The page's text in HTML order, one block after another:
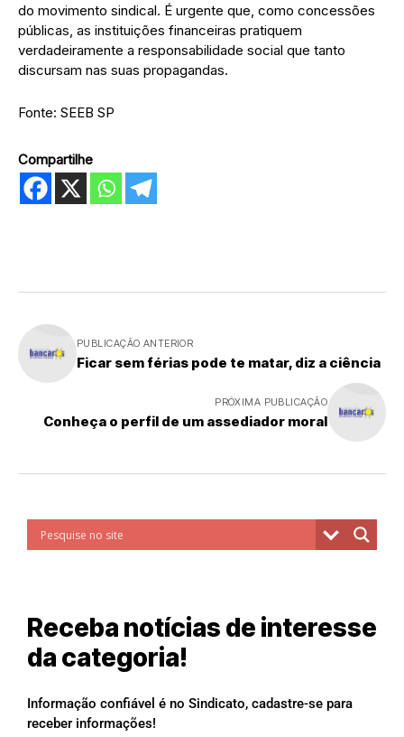
do movimento sindical. É urgente que, como concessões
públicas, as instituições financeiras pratiquem
verdadeiramente a responsabilidade social que tanto
discursam nas suas propagandas.
Fonte: SEEB SP
Compartilhe
PUBLICAÇÃO ANTERIOR
Ficar sem férias pode te matar, diz a ciência
PRÓXIMA PUBLICAÇÃO
Conheça o perfil de um assediador moral
Receba notícias de interesse
da categoria!
Informação confiável é no Sindicato, cadastre-se para
receber informações!